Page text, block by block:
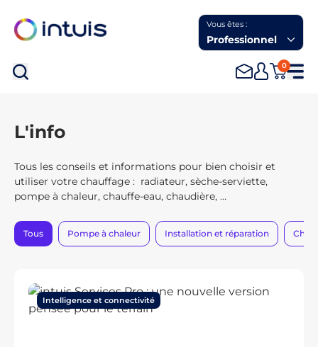
Vous êtes :
Professionnel
0
L'info
Tous les conseils et informations pour bien choisir et
utiliser votre chauffage : radiateur, sèche-serviette,
pompe à chaleur, chauffe-eau, chaudière, …
Tous Pompe à chaleur Installation et réparation
Intelligence et connectivité